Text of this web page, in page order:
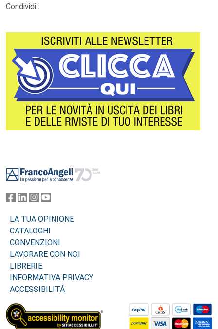
Condividi :
LA TUA OPINIONE
CATALOGHI
CONVENZIONI
LAVORARE CON NOI
LIBRERIE
INFORMATIVA PRIVACY
ACCESSIBILITÁ